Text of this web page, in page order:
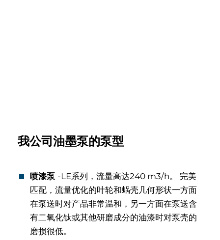
我公司油墨泵的泵型
喷漆泵 -LE系列，流量高达240 m3/h。 完美
匹配，流量优化的叶轮和蜗壳几何形状一方面
在泵送时对产品非常温和，另一方面在泵送含
有二氧化钛或其他研磨成分的油漆时对泵壳的
磨损很低。